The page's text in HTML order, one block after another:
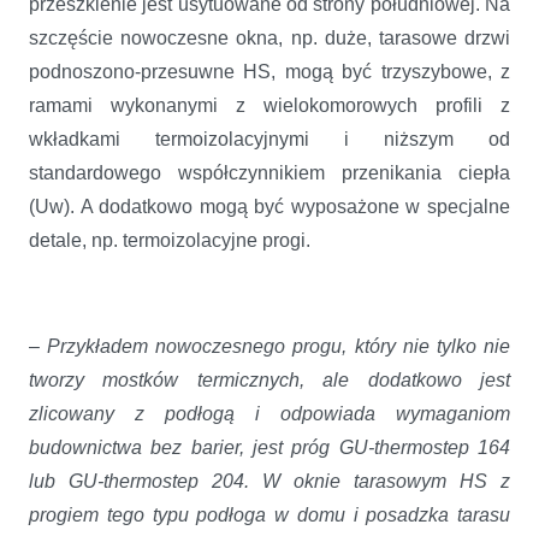
szczęście nowoczesne okna, np. duże, tarasowe drzwi
podnoszono-przesuwne HS, mogą być trzyszybowe, z
ramami wykonanymi z wielokomorowych profili z
wkładkami termoizolacyjnymi i niższym od
standardowego współczynnikiem przenikania ciepła
(Uw). A dodatkowo mogą być wyposażone w specjalne
detale, np. termoizolacyjne progi.
–Przykładem nowoczesnego progu, który nie tylko nie
tworzy mostków termicznych, ale dodatkowo jest
zlicowany z podłogą i odpowiada wymaganiom
budownictwa bez barier, jest próg GU-thermostep 164
lub GU-thermostep 204. W oknie tarasowym HS z
progiem tego typu podłoga w domu i posadzka tarasu